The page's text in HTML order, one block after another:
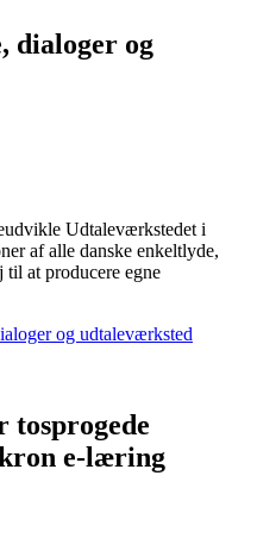
dialoger og
Udtaleværkstedet i
af alle danske enkeltlyde,
at producere egne
og udtaleværksted
tosprogede
e-læring